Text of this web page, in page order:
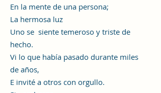
En la mente de una persona;
La hermosa luz
Uno se siente temeroso y triste de
hecho.
Vi lo que había pasado durante miles
de años,
E invité a otros con orgullo.